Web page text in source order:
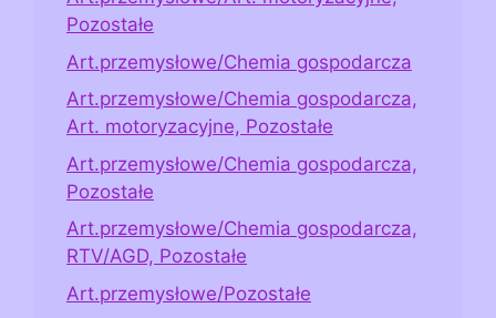
Pozostałe
Art.przemysłowe/Chemia gospodarcza
Art.przemysłowe/Chemia gospodarcza,
Art. motoryzacyjne, Pozostałe
Art.przemysłowe/Chemia gospodarcza,
Pozostałe
Art.przemysłowe/Chemia gospodarcza,
RTV/AGD, Pozostałe
Art.przemysłowe/Pozostałe